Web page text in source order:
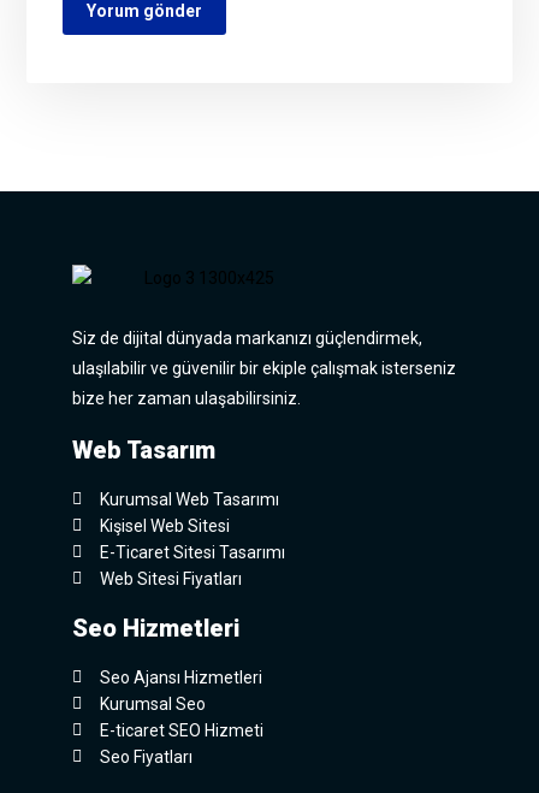
Siz de dijital dünyada markanızı güçlendirmek,
ulaşılabilir ve güvenilir bir ekiple çalışmak isterseniz
bize her zaman ulaşabilirsiniz.
Web Tasarım
Kurumsal Web Tasarımı
Kişisel Web Sitesi
E-Ticaret Sitesi Tasarımı
Web Sitesi Fiyatları
Seo Hizmetleri
Seo Ajansı Hizmetleri
Kurumsal Seo
E-ticaret SEO Hizmeti
Seo Fiyatları